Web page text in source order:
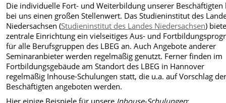
Die individuelle Fort- und Weiterbildung unserer Beschäftigten
bei uns einen großen Stellenwert. Das Studieninstitut des
Niedersachsen (Studieninstitut des Landes Niedersachsen)
zentrale Einrichtung ein vielseitiges Aus- und
für alle Berufsgruppen des LBEG an. Auch Angebote anderer
Seminaranbieter werden regelmäßig genutzt. Ferner finden im
Fortbildungsgebäude am Standort des LBEG in Hannover
regelmäßig Inhouse-Schulungen statt, die u.a. auf Vorschlag
Beschäftigten angeboten werden.
Hier einige Beispiele für unsere Inhouse-Schulungen: